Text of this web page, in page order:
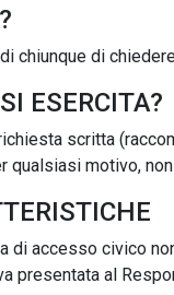
di chiunque di
ESERCITA?
scritta
qualsiasi motivo,
di accesso civico
presentata al